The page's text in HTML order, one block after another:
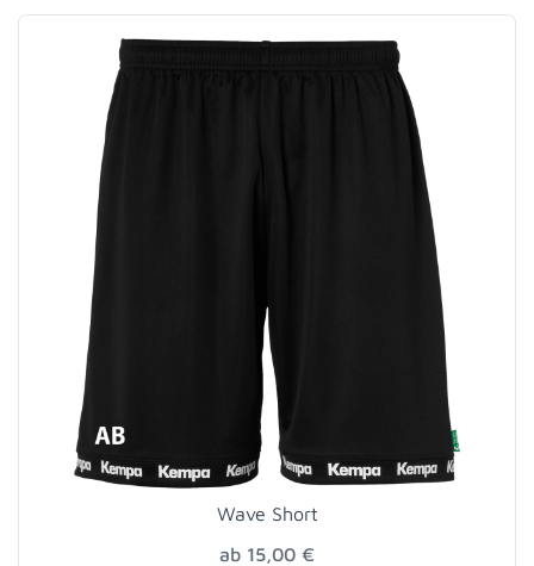
Wave Short
ab 15,00 €